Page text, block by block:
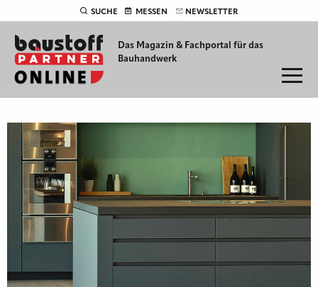
SUCHE MESSEN NEWSLETTER
Das Magazin & Fachportal für das
Bauhandwerk